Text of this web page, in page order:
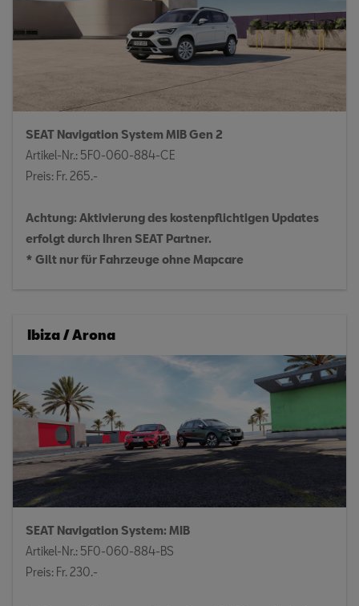
SEAT Navigation System MIB Gen 2
Artikel-Nr.: 5F0-060-884-CE
Preis: Fr. 265.-
Achtung: Aktivierung des kostenpflichtigen Updates
erfolgt durch Ihren SEAT Partner.
* Gilt nur für Fahrzeuge ohne Mapcare
Ibiza / Arona
SEAT Navigation System: MIB
Artikel-Nr.: 5F0-060-884-BS
Preis: Fr. 230.-